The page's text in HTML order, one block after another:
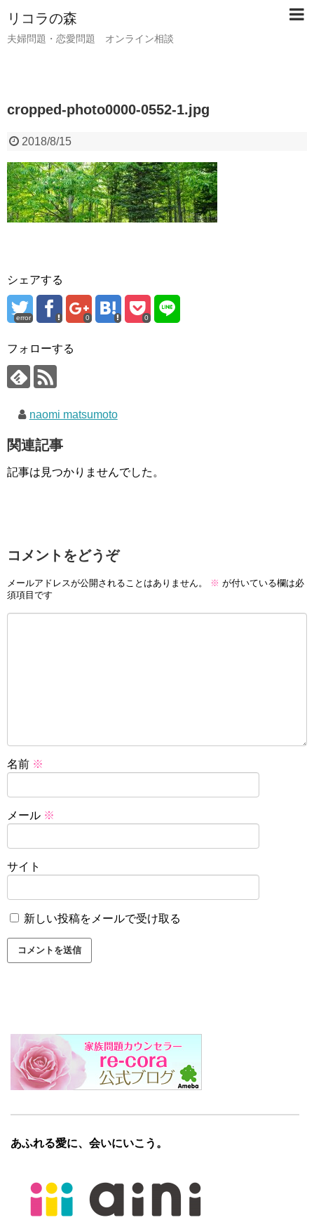
リコラの森
夫婦問題・恋愛問題 オンライン相談
cropped-photo0000-0552-1.jpg
2018/8/15
シェアする
error 0 0
フォローする
naomi matsumoto
関連記事
記事は見つかりませんでした。
コメントをどうぞ
メールアドレスが公開されることはありません。 ※ が付いている欄は必
須項目です
名前 ※
メール ※
サイト
新しい投稿をメールで受け取る
あふれる愛に、会いにいこう。